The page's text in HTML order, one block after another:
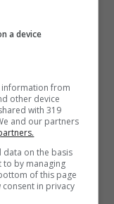
anno
molto
giocare
mio
a device
from
other device
with 319
and our partners
data on the basis
to by managing
of this page
in privacy